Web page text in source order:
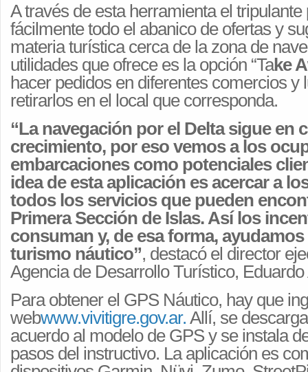
A través de esta herramienta el
fácilmente todo el abanico de ofertas y
materia turística cerca de la zona de
utilidades que ofrece es la opción “Take
hacer pedidos en diferentes comercios y
retirarlos en el local que corresponda.
“La navegación por el Delta sigue en
crecimiento, por eso vemos a los
embarcaciones como potenciales
idea de esta aplicación es acercar a
todos los servicios que pueden
Primera Sección de Islas. Así los
consuman y, de esa forma,
turismo náutico”, destacó el director
Agencia de Desarrollo Turístico, Eduardo
Para obtener el GPS Náutico, hay que
webwww.vivitigre.gov.ar. Allí, se
acuerdo al modelo de GPS y se instala
pasos del instructivo. La aplicación es